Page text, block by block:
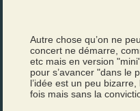
Autre chose qu’on ne
concert ne démarre,
etc mais en version
pour s’avancer "dans le
l’idée est un peu
fois mais sans la